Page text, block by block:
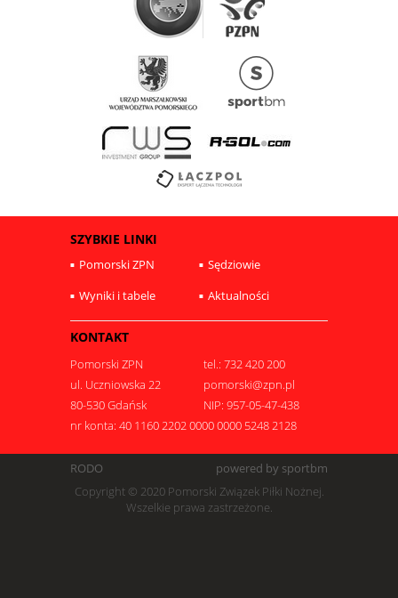
SZYBKIE LINKI
Pomorski ZPN
Sędziowie
Wyniki i tabele
Aktualności
KONTAKT
Pomorski ZPN
tel.: 732 420 200
ul. Uczniowska 22
pomorski@zpn.pl
80-530 Gdańsk
NIP: 957-05-47-438
nr konta: 40 1160 2202 0000 0000 5248 2128
RODO
powered by sportbm
Copyright © 2020 Pomorski Związek Piłki Nożnej.
Wszelkie prawa zastrzeżone.